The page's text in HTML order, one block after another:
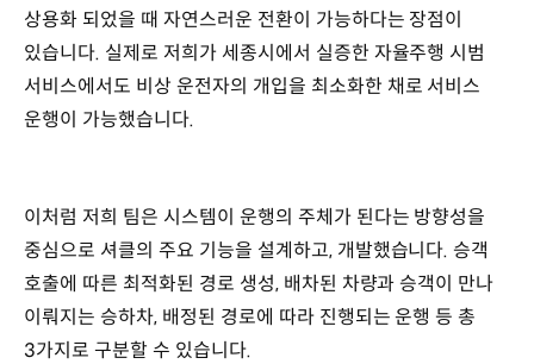
상용화 되었을 때 자연스러운 전환이 가능하다는 장점이
있습니다. 실제로 저희가 세종시에서 실증한 자율주행 시범
서비스에서도 비상 운전자의 개입을 최소화한 채로 서비스
운행이 가능했습니다.
이처럼 저희 팀은 시스템이 운행의 주체가 된다는 방향성을
중심으로 셔클의 주요 기능을 설계하고, 개발했습니다. 승객
호출에 따른 최적화된 경로 생성, 배차된 차량과 승객이 만나
이뤄지는 승하차, 배정된 경로에 따라 진행되는 운행 등 총
3가지로 구분할 수 있습니다.